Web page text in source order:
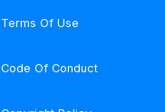
Terms Of Use
Code Of Conduct